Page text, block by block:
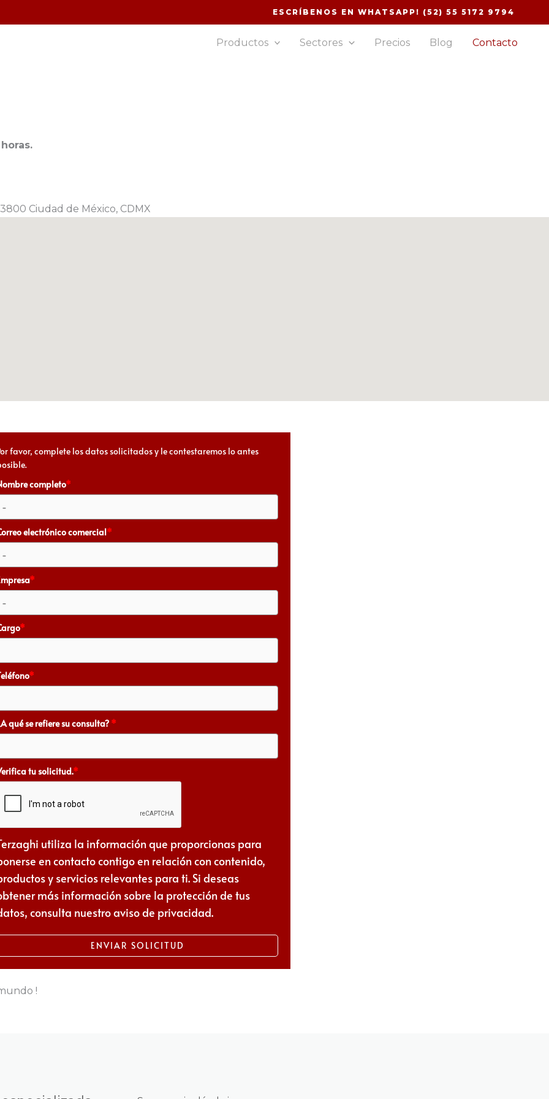
ESCRÍBENOS EN WHATSAPP! (52) 55 5172 9794
Productos Sectores Precios Blog Contacto
horas.
Ciudad de México, CDMX
favor, complete los datos solicitados y le contestaremos lo antes
completo*
electrónico comercial*
*
*
*
qué se refiere su consulta? *
tu solicitud.*
utiliza la información que proporcionas para
en contacto contigo en relación con contenido,
y servicios relevantes para ti. Si deseas
más información sobre la protección de tus
consulta nuestro aviso de privacidad.
ENVIAR SOLICITUD
!